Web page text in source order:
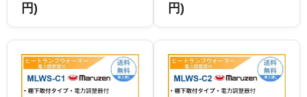
円)
円)